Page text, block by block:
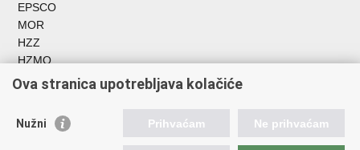
EPSCO
MOR
HZZ
HZMO
REGOS
Hrvatski zavod za socijalni rad
Akademija socijalne skrbi - ASOSK
Obiteljski centar
Ova stranica upotrebljava kolačiće
Nužni Prihvaćam Ne prihvaćam